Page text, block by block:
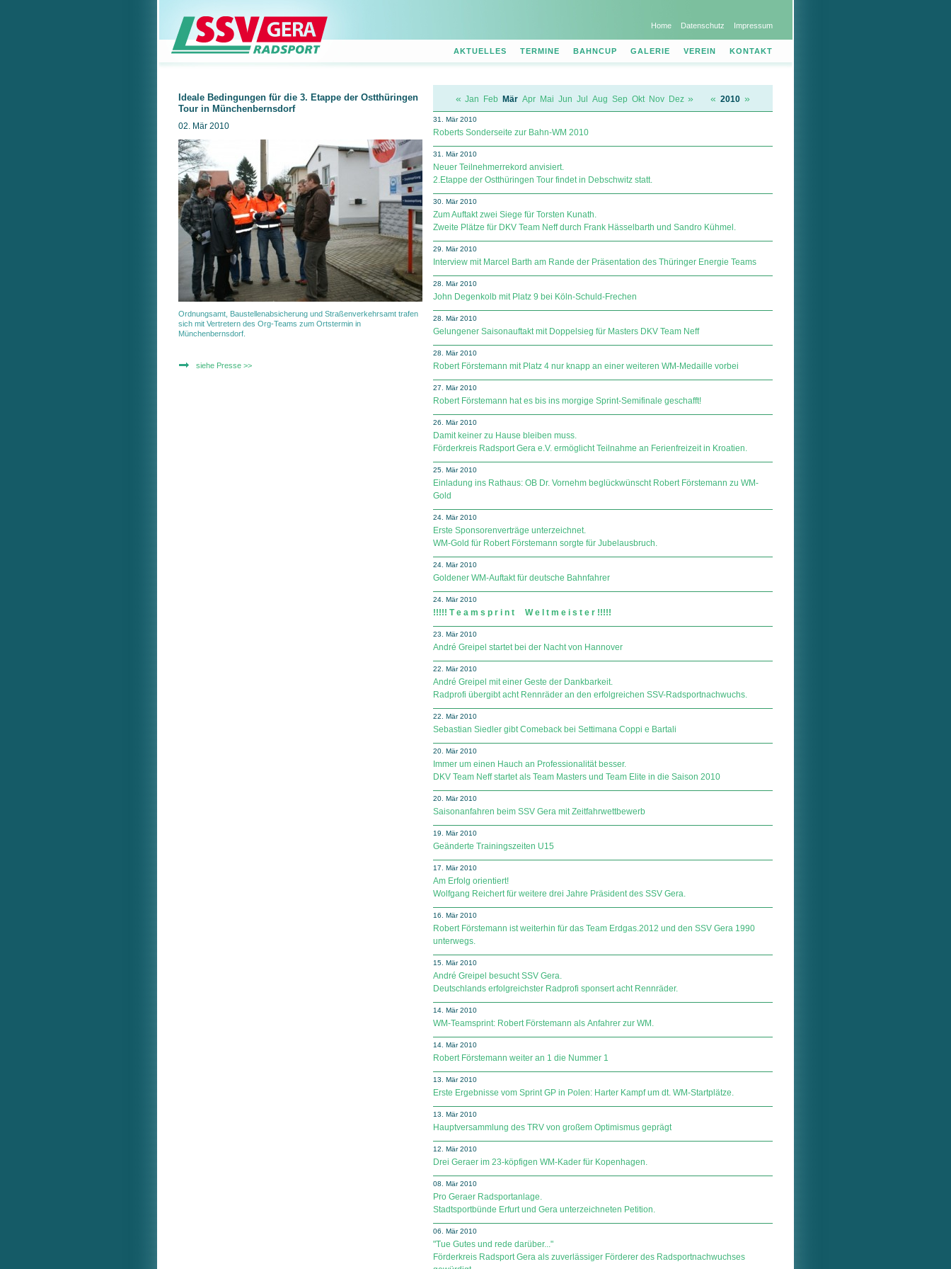
Home Datenschutz Impressum
AKTUELLES TERMINE BAHNCUP GALERIE VEREIN KONTAKT
Ideale Bedingungen für die 3. Etappe der Ostthüringen
Tour in Münchenbernsdorf
02. Mär 2010
Ordnungsamt, Baustellenabsicherung und Straßenverkehrsamt trafen
sich mit Vertretern des Org-Teams zum Ortstermin in
Münchenbernsdorf.
siehe Presse >>
« Jan Feb Mär Apr Mai Jun Jul Aug Sep Okt Nov Dez » « 2010 »
31. Mär 2010
Roberts Sonderseite zur Bahn-WM 2010
31. Mär 2010
Neuer Teilnehmerrekord anvisiert.
2.Etappe der Ostthüringen Tour findet in Debschwitz statt.
30. Mär 2010
Zum Auftakt zwei Siege für Torsten Kunath.
Zweite Plätze für DKV Team Neff durch Frank Hässelbarth und Sandro Kühmel.
29. Mär 2010
Interview mit Marcel Barth am Rande der Präsentation des Thüringer Energie Teams
28. Mär 2010
John Degenkolb mit Platz 9 bei Köln-Schuld-Frechen
28. Mär 2010
Gelungener Saisonauftakt mit Doppelsieg für Masters DKV Team Neff
28. Mär 2010
Robert Förstemann mit Platz 4 nur knapp an einer weiteren WM-Medaille vorbei
27. Mär 2010
Robert Förstemann hat es bis ins morgige Sprint-Semifinale geschafft!
26. Mär 2010
Damit keiner zu Hause bleiben muss.
Förderkreis Radsport Gera e.V. ermöglicht Teilnahme an Ferienfreizeit in Kroatien.
25. Mär 2010
Einladung ins Rathaus: OB Dr. Vornehm beglückwünscht Robert Förstemann zu WM-
Gold
24. Mär 2010
Erste Sponsorenverträge unterzeichnet.
WM-Gold für Robert Förstemann sorgte für Jubelausbruch.
24. Mär 2010
Goldener WM-Auftakt für deutsche Bahnfahrer
24. Mär 2010
!!!!! T e a m s p r i n t W e l t m e i s t e r !!!!!
23. Mär 2010
André Greipel startet bei der Nacht von Hannover
22. Mär 2010
André Greipel mit einer Geste der Dankbarkeit.
Radprofi übergibt acht Rennräder an den erfolgreichen SSV-Radsportnachwuchs.
22. Mär 2010
Sebastian Siedler gibt Comeback bei Settimana Coppi e Bartali
20. Mär 2010
Immer um einen Hauch an Professionalität besser.
DKV Team Neff startet als Team Masters und Team Elite in die Saison 2010
20. Mär 2010
Saisonanfahren beim SSV Gera mit Zeitfahrwettbewerb
19. Mär 2010
Geänderte Trainingszeiten U15
17. Mär 2010
Am Erfolg orientiert!
Wolfgang Reichert für weitere drei Jahre Präsident des SSV Gera.
16. Mär 2010
Robert Förstemann ist weiterhin für das Team Erdgas.2012 und den SSV Gera 1990
unterwegs.
15. Mär 2010
André Greipel besucht SSV Gera.
Deutschlands erfolgreichster Radprofi sponsert acht Rennräder.
14. Mär 2010
WM-Teamsprint: Robert Förstemann als Anfahrer zur WM.
14. Mär 2010
Robert Förstemann weiter an 1 die Nummer 1
13. Mär 2010
Erste Ergebnisse vom Sprint GP in Polen: Harter Kampf um dt. WM-Startplätze.
13. Mär 2010
Hauptversammlung des TRV von großem Optimismus geprägt
12. Mär 2010
Drei Geraer im 23-köpfigen WM-Kader für Kopenhagen.
08. Mär 2010
Pro Geraer Radsportanlage.
Stadtsportbünde Erfurt und Gera unterzeichneten Petition.
06. Mär 2010
"Tue Gutes und rede darüber..."
Förderkreis Radsport Gera als zuverlässiger Förderer des Radsportnachwuchses